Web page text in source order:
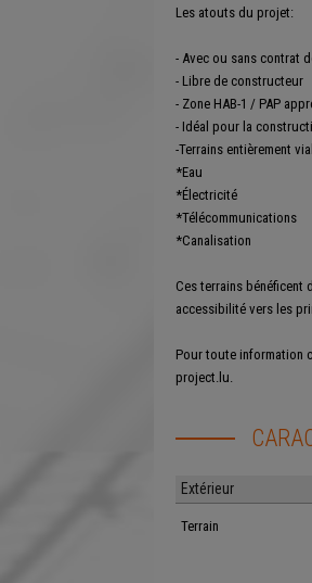
Les atouts du projet:
- Avec ou sans contrat
- Libre de constructeur
- Zone HAB-1 / PAP
- Idéal pour la
-Terrains entièrement
*Eau
*Électricité
*Télécommunications
*Canalisation
Ces terrains bénéficent
accessibilité vers les
Pour toute information
project.lu.
Extérieur
Terrain